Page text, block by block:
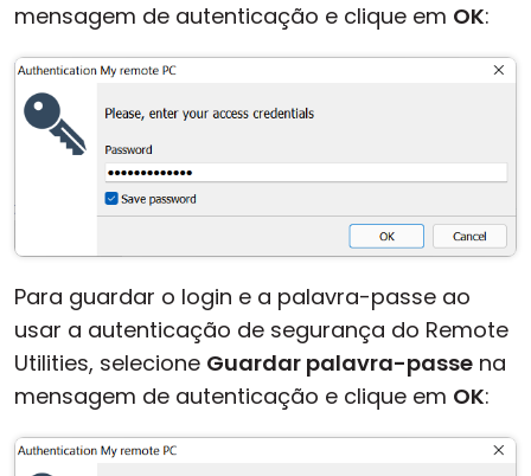
mensagem de autenticação e clique em OK:
Para guardar o login e a palavra-passe ao
usar a autenticação de segurança do Remote
Utilities, selecione Guardar palavra-passe na
mensagem de autenticação e clique em OK: